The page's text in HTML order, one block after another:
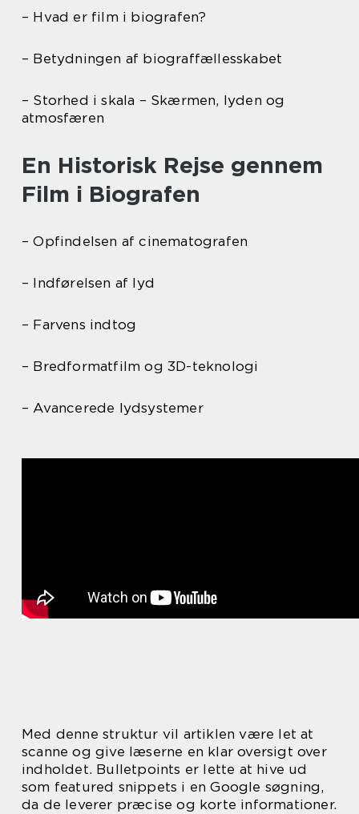
– Hvad er film i biografen?
– Betydningen af biograffællesskabet
– Storhed i skala – Skærmen, lyden og
atmosfæren
En Historisk Rejse gennem
Film i Biografen
– Opfindelsen af cinematografen
– Indførelsen af lyd
– Farvens indtog
– Bredformatfilm og 3D-teknologi
– Avancerede lydsystemer
Med denne struktur vil artiklen være let at
scanne og give læserne en klar oversigt over
indholdet. Bulletpoints er lette at hive ud
som featured snippets i en Google søgning,
da de leverer præcise og korte informationer.